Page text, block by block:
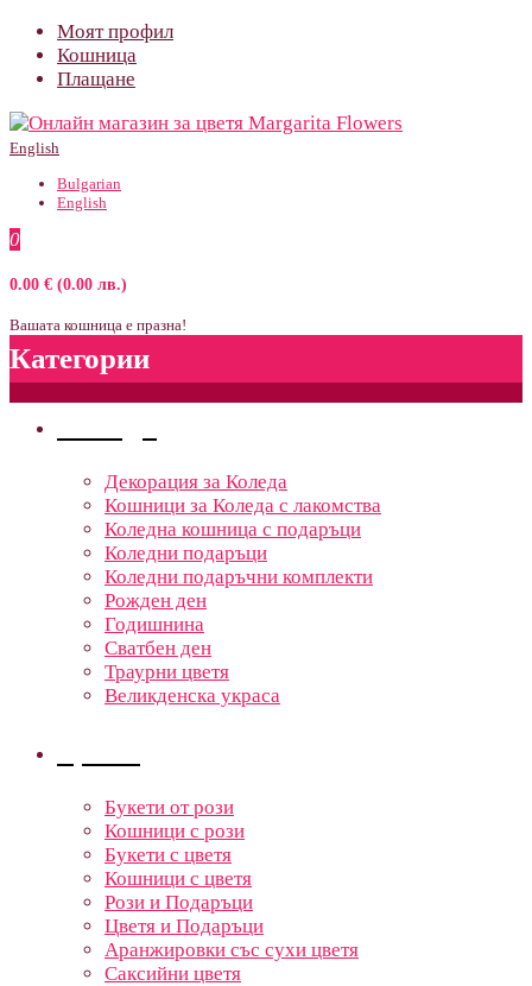
Моят профил
Кошница
Плащане
English
Bulgarian
English
0
0.00 € (0.00 лв.)
Вашата кошница е празна!
Категории
Декорация за Коледа
Кошници за Коледа с лакомства
Коледна кошница с подаръци
Коледни подаръци
Коледни подаръчни комплекти
Рожден ден
Годишнина
Сватбен ден
Траурни цветя
Великденска украса
Букети от рози
Кошници с рози
Букети с цветя
Кошници с цветя
Рози и Подаръци
Цветя и Подаръци
Аранжировки със сухи цветя
Саксийни цветя